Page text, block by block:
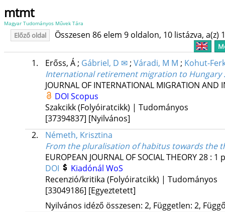
mtmt
Magyar Tudományos Művek Tára
Előző oldal Összesen 86 elem 9 oldalon, 10 listázva, a(z)
1. Erőss, Á; Gábriel, D ✉; Váradi, M M ; Kohut-
International retirement migration to Hungary
JOURNAL OF INTERNATIONAL MIGRATION AND
DOI Scopus
Szakcikk (Folyóiratcikk) | Tudományos
[37394837] [Nyilvános]
2.
Németh, Krisztina
From the pluralisation of habitus towards the
EUROPEAN JOURNAL OF SOCIAL THEORY28: 1
DOI
Kiadónál WoS
Recenzió/kritika (Folyóiratcikk) | Tudományos
[33049186] [Egyeztetett]
Nyilvános idéző összesen: 2, Független: 2,